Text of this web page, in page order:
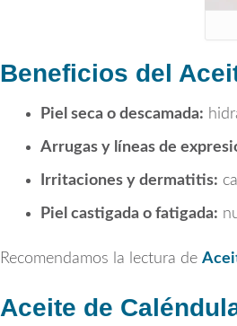
Beneficios del
Piel seca o descamada:
Arrugas y líneas de
Irritaciones y dermatitis:
Piel castigada o fatigada:
Recomendamos la lectura de
Aceite de